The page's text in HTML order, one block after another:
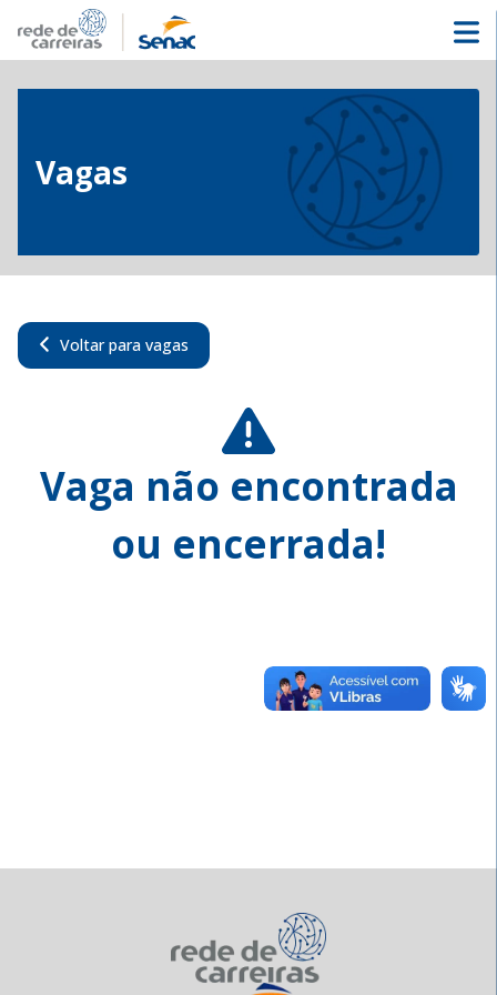
Vagas
Voltar para vagas
Vaga não encontrada
ou encerrada!